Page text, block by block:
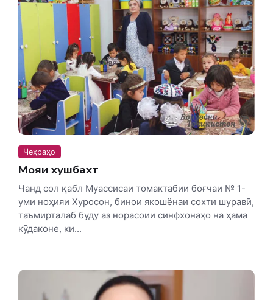
Чеҳраҳо
Мояи хушбахтӣ
Чанд сол қабл Муассисаи томактабии боғчаи № 1-
уми ноҳияи Хуросон, бинои якошёнаи сохти шуравӣ,
таъмирталаб буду аз норасоии синфхонаҳо на ҳама
кӯдаконе, ки...